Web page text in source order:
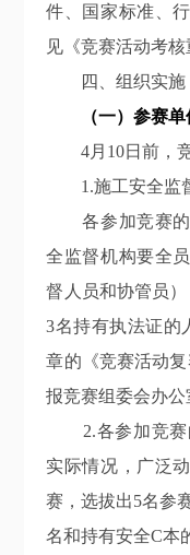
件、国家标准、
见《竞赛活动考
四、组织实施
（一）参赛
4月10日前，
1.施工安全监
各参加竞赛
全监督机构要全
督人员和协管员
3名持有执法证的
章的《竞赛活动复
报竞赛组委会办公
2.各参加竞
实际情况，广泛
赛，选拔出5名参
名和持有安全C本